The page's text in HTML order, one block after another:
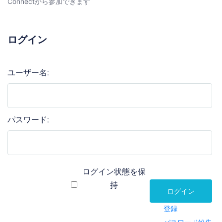
ログイン
ユーザー名:
パスワード:
ログイン状態を保
持
ログイン
登録